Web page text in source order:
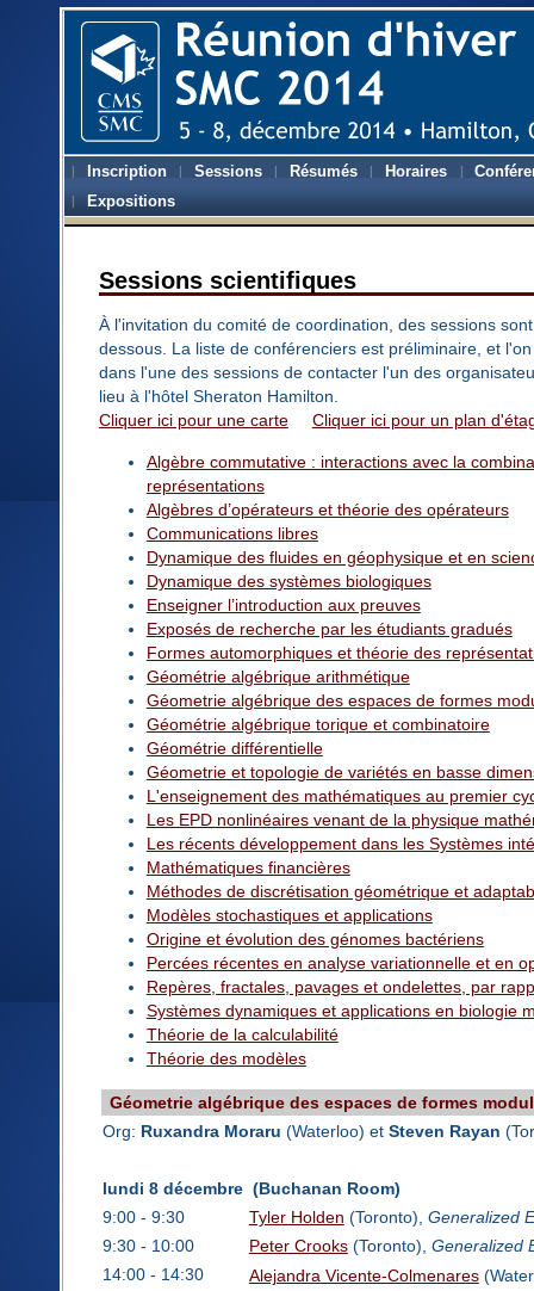
Inscription Sessions Résumés Horaires
Expositions
Sessions scientifiques
À l'invitation du comité de coordination, des sessions
dessous. La liste de conférenciers est préliminaire, et
dans l'une des sessions de contacter l'un des
lieu à l'hôtel Sheraton Hamilton.
Cliquer ici pour une carte
Cliquer ici pour un plan
Algèbre commutative : interactions avec la
représentations
Algèbres d’opérateurs et théorie des opérateurs
Communications libres
Dynamique des fluides en géophysique et en
Dynamique des systèmes biologiques
Enseigner l’introduction aux preuves
Exposés de recherche par les étudiants gradués
Formes automorphiques et théorie des
Géométrie algébrique arithmétique
Géometrie algébrique des espaces de formes
Géométrie algébrique torique et combinatoire
Géométrie différentielle
Géometrie et topologie de variétés en basse
L'enseignement des mathématiques au premier
Les EPD nonlinéaires venant de la physique
Les récents développement dans les Systèmes
Mathématiques financières
Méthodes de discrétisation géométrique et
Modèles stochastiques et applications
Origine et évolution des génomes bactériens
Percées récentes en analyse variationnelle et en
Repères, fractales, pavages et ondelettes, par
Systèmes dynamiques et applications en biologie
Théorie de la calculabilité
Théorie des modèles
Géometrie algébrique des espaces de formes
Org: Ruxandra Moraru (Waterloo) et Steven Rayan
lundi 8 décembre (Buchanan Room)
9:00 - 9:30
Tyler Holden (Toronto), Generalized
9:30 - 10:00
Peter Crooks(Toronto), Generalized
14:00 - 14:30
Alejandra Vicente-Colmenares